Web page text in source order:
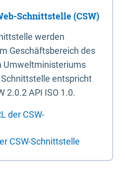
Schnittstelle (CSW)
werden
Geschäftsbereich des
Umweltministeriums
entspricht
2.0.2 API ISO 1.0.
der CSW-
CSW-Schnittstelle